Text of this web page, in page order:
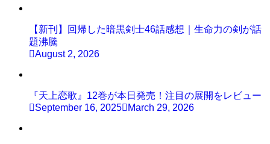
【新刊】回帰した暗黒剣士46話感想｜生命力の剣が話
題沸騰
August 2, 2026
『天上恋歌』12巻が本日発売！注目の展開をレビュー
September 16, 2025
March 29, 2026